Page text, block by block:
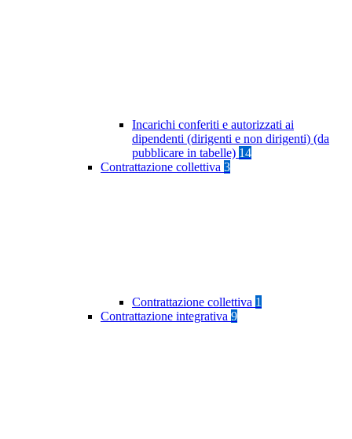
Incarichi conferiti e autorizzati ai
dipendenti (dirigenti e non dirigenti) (da
pubblicare in tabelle) 14
Contrattazione collettiva 3
Contrattazione collettiva 1
Contrattazione integrativa 9